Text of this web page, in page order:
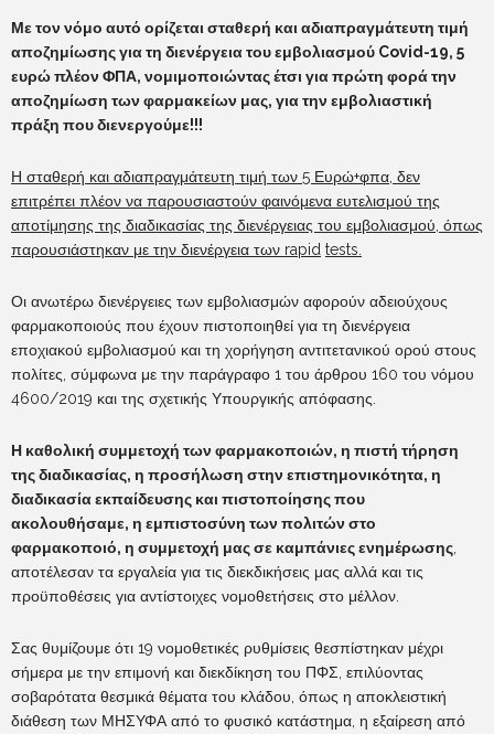
Με τον νόμο αυτό ορίζεται σταθερή και αδιαπραγμάτευτη τιμή
αποζημίωσης για τη διενέργεια του εμβολιασμού Covid -19, 5
ευρώ πλέον ΦΠΑ, νομιμοποιώντας έτσι για πρώτη φορά την
αποζημίωση των φαρμακείων μας, για την εμβολιαστική
πράξη που διενεργούμε!!!
Η σταθερή και αδιαπραγμάτευτη τιμή των 5 Ευρώ+φπα, δεν
επιτρέπει πλέον να παρουσιαστούν φαινόμενα ευτελισμού της
αποτίμησης της διαδικασίας της διενέργειας του εμβολιασμού, όπως
παρουσιάστηκαν με την διενέργεια των rapid tests
Οι ανωτέρω διενέργειες των εμβολιασμών αφορούν αδειούχους
φαρμακοποιούς που έχουν πιστοποιηθεί για τη διενέργεια
εποχιακού εμβολιασμού και τη χορήγηση αντιτετανικού ορού στους
πολίτες, σύμφωνα με την παράγραφο 1 του άρθρου 160 του νόμου
4600/2019 και της σχετικής Υπουργικής απόφασης.
Η καθολική συμμετοχή των φαρμακοποιών, η πιστή τήρηση
της διαδικασίας, η προσήλωση στην επιστημονικότητα, η
διαδικασία εκπαίδευσης και πιστοποίησης που
ακολουθήσαμε, η εμπιστοσύνη των πολιτών στο
φαρμακοποιό, η συμμετοχή μας σε καμπάνιες ενημέρωσης
αποτέλεσαν τα εργαλεία για τις διεκδικήσεις μας αλλά και τις
προϋποθέσεις για αντίστοιχες νομοθετήσεις στο μέλλον.
Σας θυμίζουμε ότι 19 νομοθετικές ρυθμίσεις θεσπίστηκαν μέχρι
σήμερα με την επιμονή και διεκδίκηση του ΠΦΣ, επιλύοντας
σοβαρότατα θεσμικά θέματα του κλάδου, όπως η αποκλειστική
διάθεση των ΜΗΣΥΦΑ από το φυσικό κατάστημα, η εξαίρεση από